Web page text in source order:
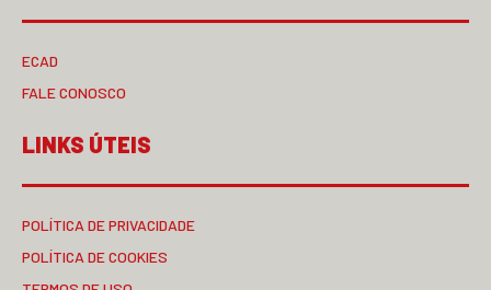
ECAD
FALE CONOSCO
LINKS ÚTEIS
POLÍTICA DE PRIVACIDADE
POLÍTICA DE COOKIES